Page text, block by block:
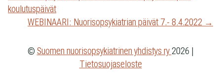
selaus
koulutuspäivät
WEBINAARI: Nuorisopsykiatrian päivät 7.- 8.4.2022 →
© Suomen nuorisopsykiatrinen yhdistys ry2026 |
Tietosuojaseloste